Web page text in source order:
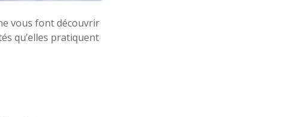
vous font découvrir
qu’elles pratiquent